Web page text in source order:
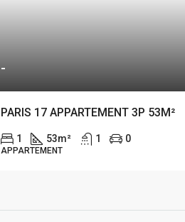
-
PARIS 17 APPARTEMENT 3P 53M²
1 53m² 1 0
APPARTEMENT